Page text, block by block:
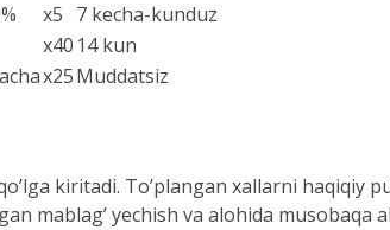
x5 7 kecha-kunduz
x40 14 kun
x25Muddatsiz
kiritadi. To’plangan xallarni haqiqiy
mablag’ yechish va alohida musobaqa